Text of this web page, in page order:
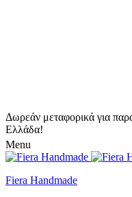
Δωρεάν μεταφορικά για
Ελλάδα!
Menu
Fiera Handmade